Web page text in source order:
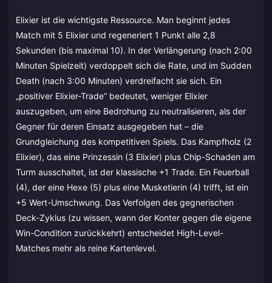
Elixier ist die wichtigste Ressource. Man beginnt jedes
Match mit 5 Elixier und regeneriert 1 Punkt alle 2,8
Sekunden (bis maximal 10). In der Verlängerung (nach 2:00
Minuten Spielzeit) verdoppelt sich die Rate, und im Sudden
Death (nach 3:00 Minuten) verdreifacht sie sich. Ein
„positiver Elixier-Trade“ bedeutet, weniger Elixier
auszugeben, um eine Bedrohung zu neutralisieren, als der
Gegner für deren Einsatz ausgegeben hat – die
Grundgleichung des kompetitiven Spiels. Das Kampfholz (2
Elixier), das eine Prinzessin (3 Elixier) plus Chip-Schaden am
Turm ausschaltet, ist der klassische +1 Trade. Ein Feuerball
(4), der eine Hexe (5) plus eine Musketierin (4) trifft, ist ein
+5 Wert-Umschwung. Das Verfolgen des gegnerischen
Deck-Zyklus (zu wissen, wann der Konter gegen die eigene
Win-Condition zurückkehrt) entscheidet High-Level-
Matches mehr als reine Kartenlevel.